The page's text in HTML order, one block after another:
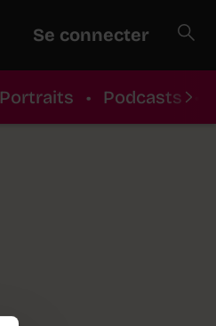
Se connecter
Portraits • Podcasts